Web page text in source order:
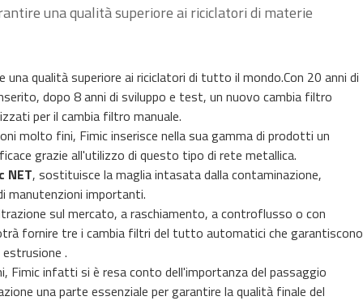
una qualità superiore ai riciclatori di materie
qualità superiore ai riciclatori di tutto il mondo.Con 20 anni di
dopo 8 anni di sviluppo e test, un nuovo cambia filtro
per il cambia filtro manuale.
molto fini, Fimic inserisce nella sua gamma di prodotti un
grazie all'utilizzo di questo tipo di rete metallica.
NET, sostituisce la maglia intasata dalla contaminazione,
manutenzioni importanti.
sul mercato, a raschiamento, a controflusso o con
fornire tre i cambia filtri del tutto automatici che garantiscono
.
Fimic infatti si è resa conto dell'importanza del passaggio
una parte essenziale per garantire la qualità finale del